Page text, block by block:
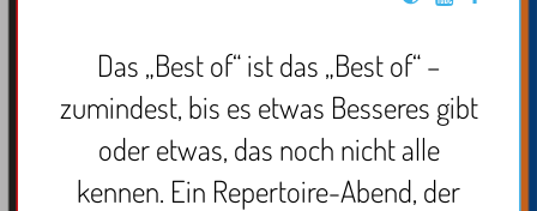
Das „Best of“ ist das „Best of“ –
zumindest, bis es etwas Besseres gibt
oder etwas, das noch nicht alle
kennen. Ein Repertoire-Abend, der